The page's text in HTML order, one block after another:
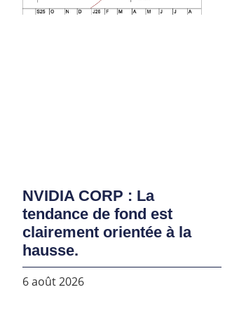
NVIDIA CORP : La
tendance de fond est
clairement orientée à la
hausse.
6 août 2026